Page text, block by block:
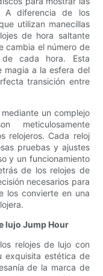
A diferencia de los
utilizan manecillas
de hora saltante
cambia el número de
de cada hora. Esta
magia a la esfera del
transición entre
un complejo
meticulosamente
relojeros. Cada reloj
pruebas y ajustes
y un funcionamiento
de los relojes de
necesarios para
los convierte en una
lujo Jump Hour
relojes de lujo con
exquisita estética de
de la marca de